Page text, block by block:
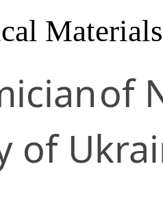
Materials
of
of